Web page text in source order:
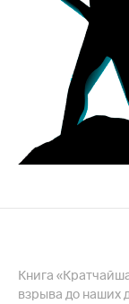
Книга
взрыва до наших